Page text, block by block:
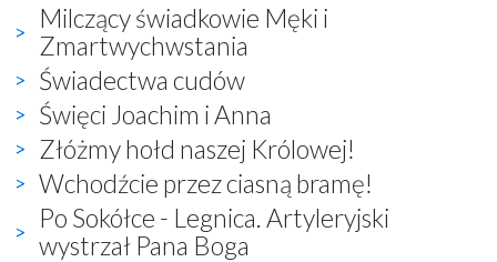
Milczący świadkowie Męki i
Zmartwychwstania
Świadectwa cudów
Święci Joachim i Anna
Złóżmy hołd naszej Królowej!
Wchodźcie przez ciasną bramę!
Po Sokółce - Legnica. Artyleryjski
wystrzał Pana Boga